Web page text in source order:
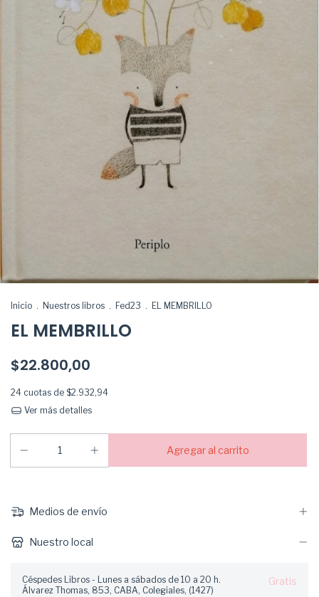
Inicio . Nuestros libros . Fed23 . EL MEMBRILLO
EL MEMBRILLO
$22.800,00
24 cuotas de $2.932,94
Ver más detalles
Medios de envío
Nuestro local
Céspedes Libros - Lunes a sábados de 10 a 20 h.
Álvarez Thomas, 853, CABA, Colegiales, (1427)
Gratis